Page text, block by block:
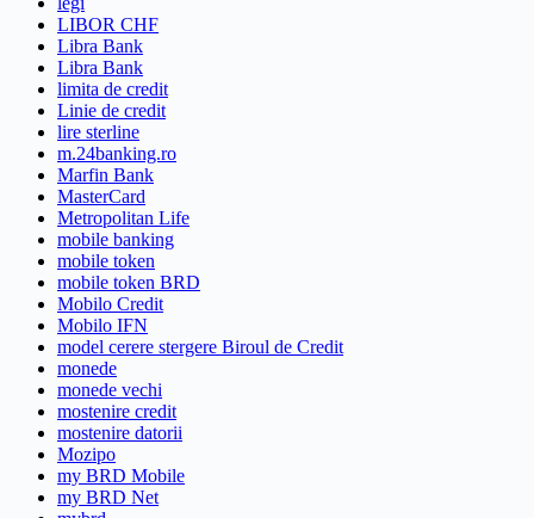
LIBOR CHF
Libra Bank
Libra Bank
limita de credit
Linie de credit
lire sterline
m.24banking.ro
Marfin Bank
MasterCard
Metropolitan Life
mobile banking
mobile token
mobile token BRD
Mobilo Credit
Mobilo IFN
model cerere stergere Biroul de Credit
monede
monede vechi
mostenire credit
mostenire datorii
Mozipo
my BRD Mobile
my BRD Net